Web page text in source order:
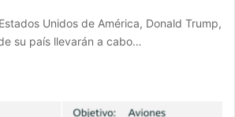
Unidos de América, Donald Trump,
su país llevarán a cabo…